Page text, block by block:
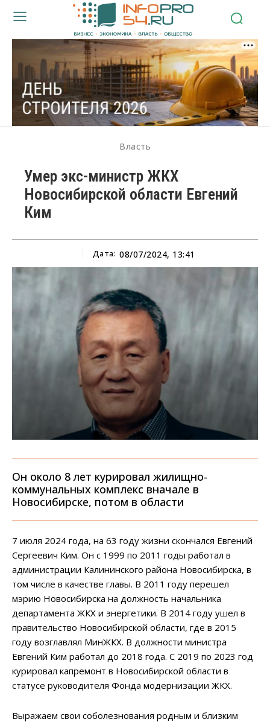
Власть
Умер экс-министр ЖКХ
Новосибирской области Евгений
Ким
Дата: 08/07/2024, 13:41
Он около 8 лет курировал жилищно-
коммунальных комплекс вначале в
Новосибирске, потом в области
7 июля 2024 года, на 63 году жизни скончался Евгений
Сергеевич Ким. Он с 1999 по 2011 годы работал в
администрации Калининского района Новосибирска, в
том числе в качестве главы. В 2011 году перешел
мэрию Новосибирска на должность начальника
департамента ЖКХ и энергетики. В 2014 году ушел в
правительство Новосибирской области, где в 2015
году возглавлял МинЖКХ. В должности министра
Евгений Ким работал до 2018 года. С 2019 по 2023 год
курировал капремонт в Новосибирской области в
статусе руководителя Фонда модернизации ЖКХ.
Выражаем свои соболезнования родным и близким